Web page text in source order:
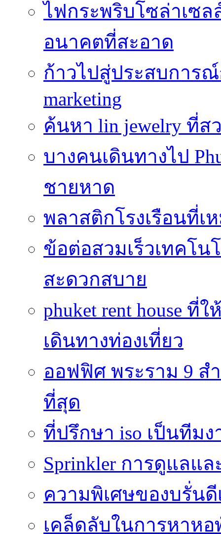
ไฟกระพริบโซล่าเซ
อนาคตที่สะอาด
ก้าวไปสู่ประสบการ
marketing
ค้นหา lin jewelry ที่
บางคนเดินทางไป
ชายหาด
พลาสติกโรงเรือนที่เ
ข้อต่อสวมเร็วเทคโน
สะดวกสบาย
phuket rent house
เดินทางท่องเที่ยว
ออฟฟิศ พระราม 9 ส
ที่สุด
ที่ปรึกษา iso เป็นทีม
Sprinkler การดูแลแ
ความพิเศษของบรั่นดี
เคล็ดลับในการหาหอ